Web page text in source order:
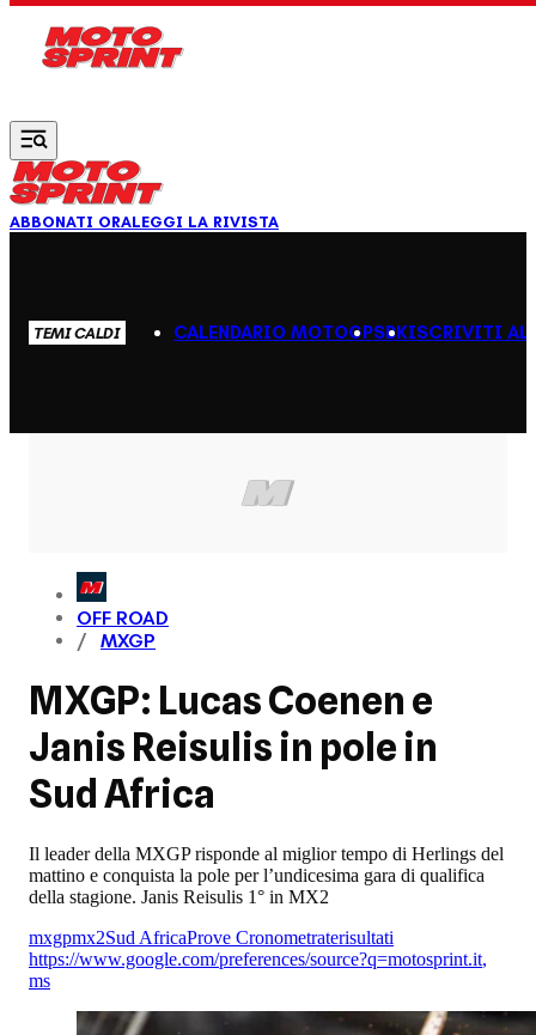
ABBONATI ORALEGGI LA RIVISTA
TEMI CALDI CALENDARIO MOTOGPSBKISCRIVITI AL
OFF ROAD
MXGP
MXGP: Lucas Coenen e
Janis Reisulis in pole in
Sud Africa
Il leader della MXGP risponde al miglior tempo di Herlings del
mattino e conquista la pole per l’undicesima gara di qualifica
della stagione. Janis Reisulis 1° in MX2
mxgpmx2Sud AfricaProve Cronometraterisultati
https://www.google.com/preferences/source?q=motosprint.it,
ms